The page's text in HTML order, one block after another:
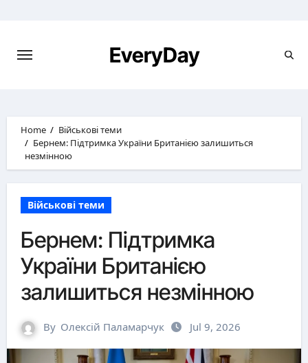
EveryDay
Home
Військові теми
Бернем: Підтримка України Британією залишиться
незмінною
Військові теми
Бернем: Підтримка
України Британією
залишиться незмінною
By Олексій Паламарчук Jul 9, 2026